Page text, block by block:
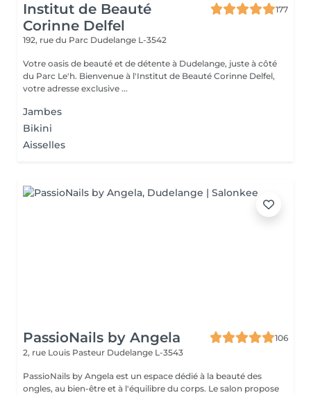
Institut de Beauté
Corinne Delfel
177
192, rue du Parc Dudelange L-3542
Votre oasis de beauté et de détente à Dudelange, juste à côté
du Parc Le'h. Bienvenue à l'Institut de Beauté Corinne Delfel,
votre adresse exclusive ...
Jambes
Bikini
Aisselles
PassioNails by Angela
106
2, rue Louis Pasteur Dudelange L-3543
PassioNails by Angela est un espace dédié à la beauté des
ongles, au bien-être et à l'équilibre du corps. Le salon propose